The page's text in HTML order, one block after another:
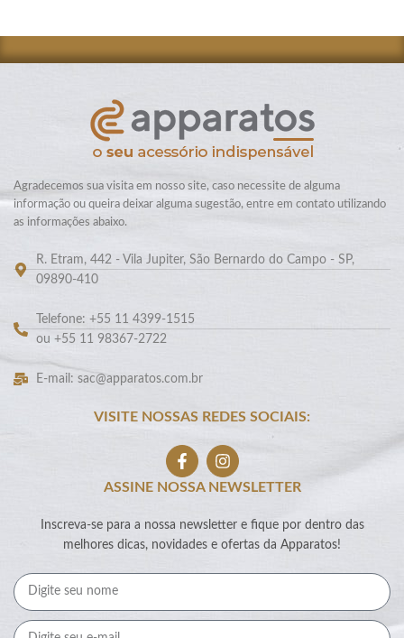
Agradecemos sua visita em nosso site, caso necessite de alguma
informação ou queira deixar alguma sugestão, entre em contato utilizando
as informações abaixo.
R. Etram, 442 - Vila Jupiter, São Bernardo do Campo - SP,
09890-410
Telefone: +55 11 4399-1515
ou +55 11 98367-2722
E-mail: sac@apparatos.com.br
VISITE NOSSAS REDES SOCIAIS:
ASSINE NOSSA NEWSLETTER
Inscreva-se para a nossa newsletter e fique por dentro das
melhores dicas, novidades e ofertas da Apparatos!